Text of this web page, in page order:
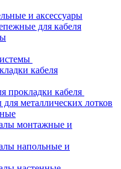
и аксессуары
для кабеля
кабеля
прокладки кабеля
для металлических лотков
монтажные и
напольные и